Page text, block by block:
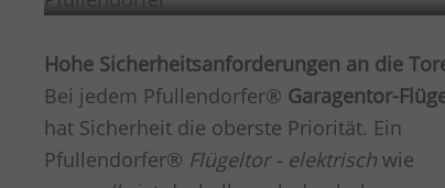
Hohe Sicherheitsanforderungen an die
Bei jedem Pfullendorfer® Garagentor-
hat Sicherheit die oberste Priorität. Ein
Pfullendorfer® Flügeltor - elektrisch wie